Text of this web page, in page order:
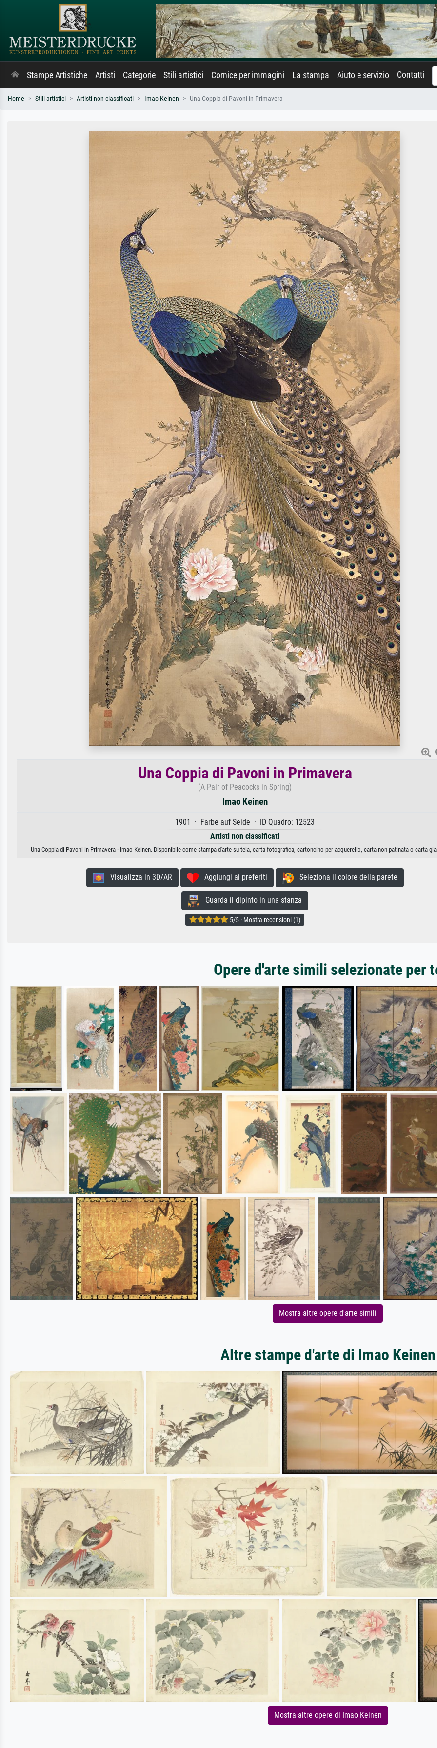
Stampe Artistiche Artisti Categorie Stili artistici Cornice per immagini La stampa Aiuto e servizio Contatti
Home Stili artistici Artisti non classificati Imao Keinen Una Coppia di Pavoni in Primavera
Una Coppia di Pavoni in Primavera
(A Pair of Peacocks in Spring)
Imao Keinen
1901 · Farbe auf Seide · ID Quadro: 12523
Artisti non classificati
Una Coppia di Pavoni in Primavera · Imao Keinen. Disponibile come stampa d'arte su tela, carta fotografica, cartoncino per acquerello, carta non patinata o carta
Visualizza in 3D/AR Aggiungi ai preferiti Seleziona il colore della parete
Guarda il dipinto in una stanza
5/5 · Mostra recensioni (1)
Opere d'arte simili selezionate per
Mostra altre opere d'arte simili
Altre stampe d'arte di Imao Keinen
Mostra altre opere di Imao Keinen